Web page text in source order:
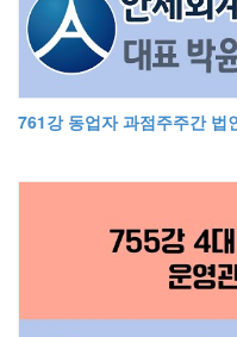
761강 동업자 과점주주간 법